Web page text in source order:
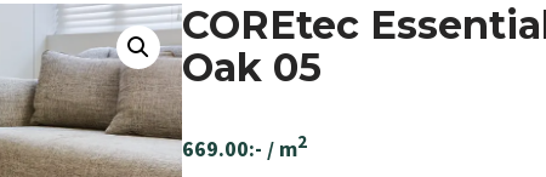
COREtec
Oak 05
669.00:- / m2